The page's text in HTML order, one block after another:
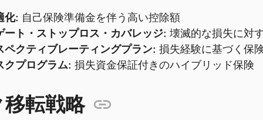
化: 自己保険準備金を伴う高い控除額
ート・ストップロス・カバレッジ: 壊滅的な損失に対
ペクティブレーティングプラン: 損失経験に基づく保
クプログラム: 損失資金保証付きのハイブリッド保険
転戦略